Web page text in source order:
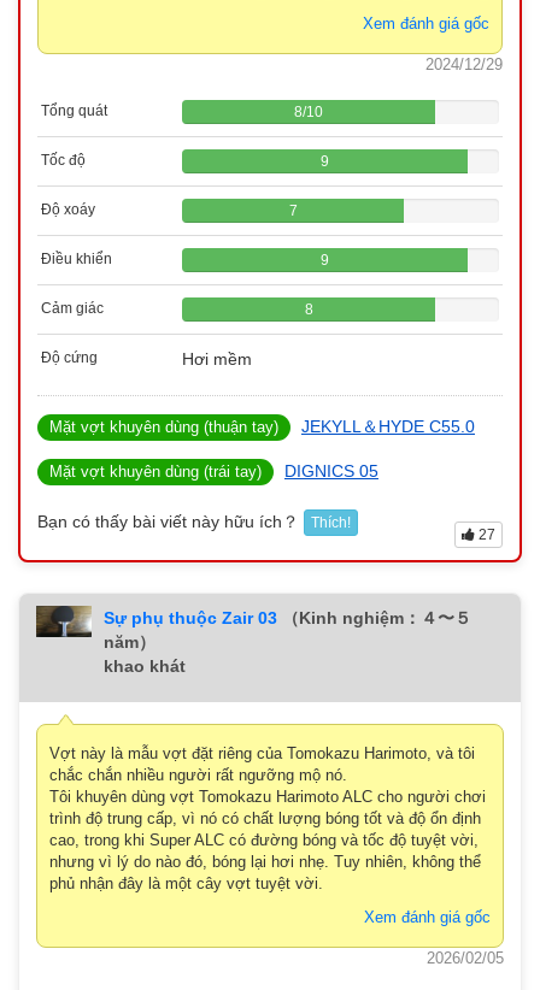
Xem đánh giá gốc
2024/12/29
Tổng quát 8/10
Tốc độ 9
Độ xoáy 7
Điều khiển 9
Cảm giác 8
Độ cứng Hơi mềm
Mặt vợt khuyên dùng (thuận tay) JEKYLL＆HYDE C55.0
Mặt vợt khuyên dùng (trái tay) DIGNICS 05
Bạn có thấy bài viết này hữu ích？ Thích!
27
Sự phụ thuộc Zair 03
（Kinh nghiệm：４〜５
năm）
khao khát
Vợt này là mẫu vợt đặt riêng của Tomokazu Harimoto, và tôi
chắc chắn nhiều người rất ngưỡng mộ nó.
Tôi khuyên dùng vợt Tomokazu Harimoto ALC cho người chơi
trình độ trung cấp, vì nó có chất lượng bóng tốt và độ ổn định
cao, trong khi Super ALC có đường bóng và tốc độ tuyệt vời,
nhưng vì lý do nào đó, bóng lại hơi nhẹ. Tuy nhiên, không thể
phủ nhận đây là một cây vợt tuyệt vời.
Xem đánh giá gốc
2026/02/05